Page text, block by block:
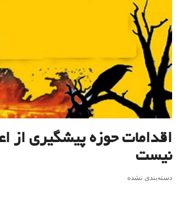
اقدامات حوزه پیشگیری از
نیست
دسته‌بندی نشده